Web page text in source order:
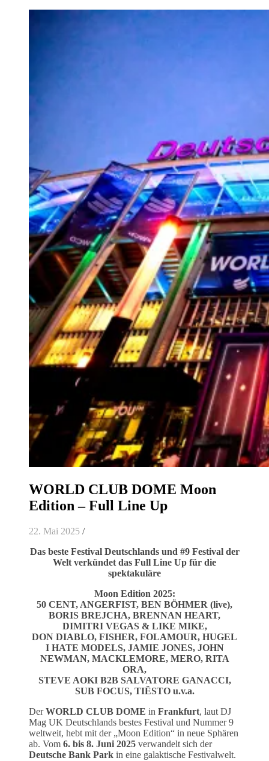
WORLD CLUB DOME Moon
Edition – Full Line Up
22. Mai 2025 /
Das beste Festival Deutschlands und #9 Festival der
Welt verkündet das Full Line Up für die
spektakuläre
Moon Edition 2025:
50 CENT, ANGERFIST, BEN BÖHMER (live),
BORIS BREJCHA, BRENNAN HEART,
DIMITRI VEGAS & LIKE MIKE,
DON DIABLO, FISHER, FOLAMOUR, HUGEL
I HATE MODELS, JAMIE JONES, JOHN
NEWMAN, MACKLEMORE, MERO, RITA
ORA,
STEVE AOKI B2B SALVATORE GANACCI,
SUB FOCUS, TIËSTO u.v.a.
DerWORLD CLUB DOME in Frankfurt, laut DJ
Mag UK Deutschlands bestes Festival und Nummer 9
weltweit, hebt mit der „Moon Edition“ in neue Sphären
ab. Vom 6. bis 8. Juni 2025 verwandelt sich der
Deutsche Bank Park in eine galaktische Festivalwelt.